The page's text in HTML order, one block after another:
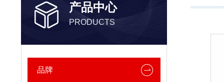
产品中心
PRODUCTS
品牌